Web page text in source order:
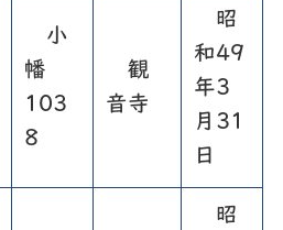
小
幡
103
8
観
音寺
昭
和49
年3
月31
日
昭